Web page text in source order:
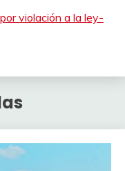
violación a la ley-